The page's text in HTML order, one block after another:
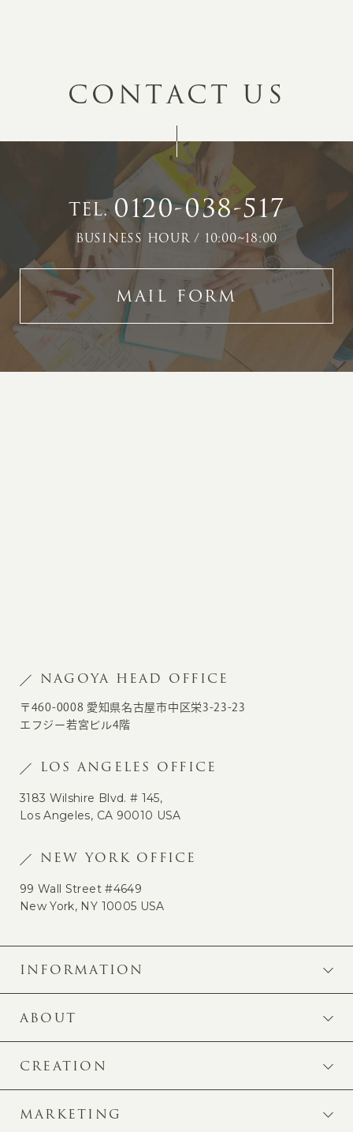
CONTACT US
TEL.0120-038-517
BUSINESS HOUR / 10:00~18:00
MAIL FORM
NAGOYA HEAD OFFICE
〒460-0008 愛知県名古屋市中区栄3-23-23
エフジー若宮ビル4階
LOS ANGELES OFFICE
3183 Wilshire Blvd. # 145,
Los Angeles, CA 90010 USA
NEW YORK OFFICE
99 Wall Street #4649
New York, NY 10005 USA
INFORMATION
ABOUT
CREATION
MARKETING